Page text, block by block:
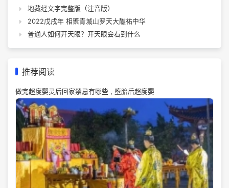
地藏经文字完整版（注音版）
2022戊戌年 相聚青城山罗天大醮祐中华
普通人如何开天眼？开天眼会看到什么
推荐阅读
做完超度婴灵后回家禁忌有哪些 , 堕胎后超度婴